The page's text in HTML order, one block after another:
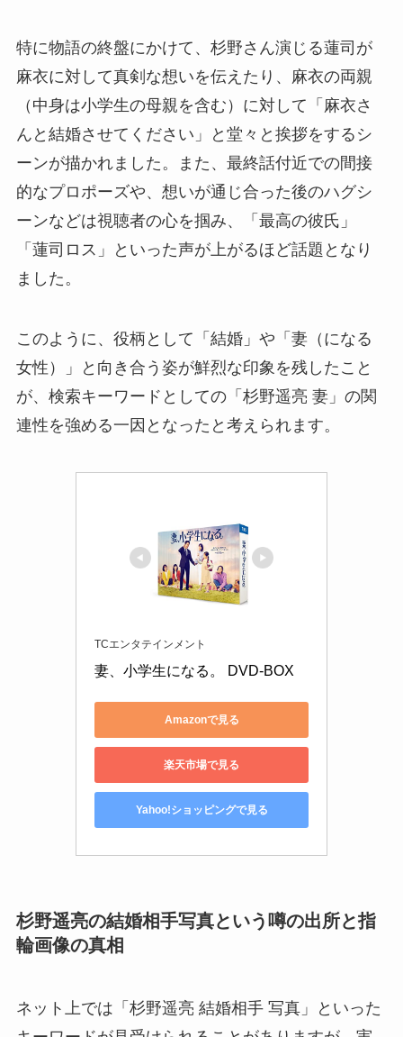
特に物語の終盤にかけて、杉野さん演じる蓮司が
麻衣に対して真剣な想いを伝えたり、麻衣の両親
（中身は小学生の母親を含む）に対して「麻衣さ
んと結婚させてください」と堂々と挨拶をするシ
ーンが描かれました。また、最終話付近での間接
的なプロポーズや、想いが通じ合った後のハグシ
ーンなどは視聴者の心を掴み、「最高の彼氏」
「蓮司ロス」といった声が上がるほど話題となり
ました。
このように、役柄として「結婚」や「妻（になる
女性）」と向き合う姿が鮮烈な印象を残したこと
が、検索キーワードとしての「杉野遥亮 妻」の関
連性を強める一因となったと考えられます。
TCエンタテインメント
妻、小学生になる。 DVD-BOX
Amazonで見る
楽天市場で見る
Yahoo!ショッピングで見る
杉野遥亮の結婚相手写真という噂の出所と指
輪画像の真相
ネット上では「杉野遥亮 結婚相手 写真」といった